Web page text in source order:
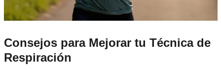
Consejos para Mejorar tu Técnica de
Respiración